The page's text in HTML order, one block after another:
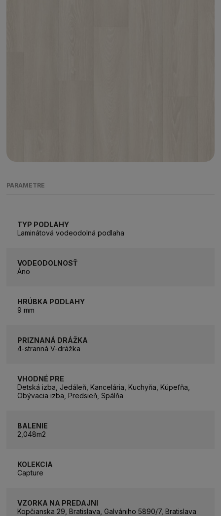
PARAMETRE
TYP PODLAHY
Laminátová vodeodolná podlaha
VODEODOLNOSŤ
Áno
HRÚBKA PODLAHY
9 mm
PRIZNANÁ DRÁŽKA
4-stranná V-drážka
VHODNÉ PRE
Detská izba, Jedáleň, Kancelária, Kuchyňa, Kúpeľňa,
Obývacia izba, Predsieň, Spálňa
BALENIE
2,048m2
KOLEKCIA
Capture
VZORKA NA PREDAJNI
Kopčianska 29, Bratislava, Galvániho 5890/7, Bratislava